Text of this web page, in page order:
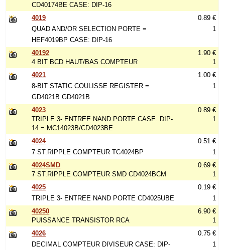
CD40174BE CASE: DIP-16
4019
QUAD AND/OR SELECTION PORTE =
HEF4019BP CASE: DIP-16
0.89 €
1
40192
4 BIT BCD HAUT/BAS COMPTEUR
1.90 €
1
4021
8-BIT STATIC COULISSE REGISTER =
GD4021B GD4021B
1.00 €
1
4023
TRIPLE 3- ENTREE NAND PORTE CASE: DIP-
14 = MC14023B/CD4023BE
0.89 €
1
4024
7 ST.RIPPLE COMPTEUR TC4024BP
0.51 €
1
4024SMD
7 ST.RIPPLE COMPTEUR SMD CD4024BCM
0.69 €
1
4025
TRIPLE 3- ENTREE NAND PORTE CD4025UBE
0.19 €
1
40250
PUISSANCE TRANSISTOR RCA
6.90 €
1
4026
DECIMAL COMPTEUR DIVISEUR CASE: DIP-
0.75 €
1